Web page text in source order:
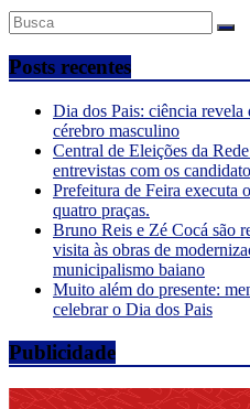
Posts recentes
Dia dos Pais: ciência revela
cérebro masculino
Central de Eleições da
entrevistas com os
Prefeitura de Feira executa
quatro praças.
Bruno Reis e Zé Cocá são
visita às obras de
municipalismo baiano
Muito além do presente:
celebrar o Dia dos Pais
Publicidade